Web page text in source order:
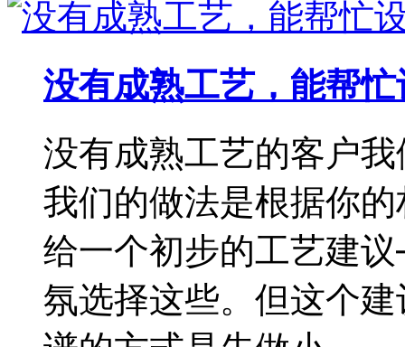
没有成熟工艺，能帮
没有成熟工艺的客户
我们的做法是根据你
给一个初步的工艺建
氛选择这些。但这个